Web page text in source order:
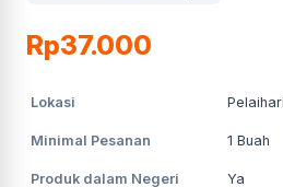
Rp37.000
Lokasi Pelaihari
Minimal Pesanan 1 Buah
Produk dalam Negeri Ya